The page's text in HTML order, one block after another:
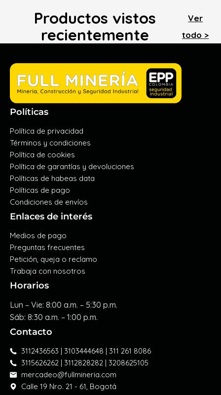
Productos vistos
recientemente
Ver
todo >
Políticas
Política de privacidad
Términos y condiciones
Política de cookies
Política de garantías y devoluciones
Políticas de habeas data
Políticas de pago
Condiciones de envíos
Enlaces de interés
Medios de pago
Preguntas frecuentes
Petición, queja o reclamo
Trabaja con nosotros
Horarios
Lun – Vie: 8:00 a.m. – 5:30 p.m.
Sáb: 8:30 a.m. – 1:00 p.m.
Contacto
3112436563 | 3103444648 | 311 261 8086
3115626262 | 3112828282 | 3208625105
mercadeo@fullmineria.com
Calle 19 Nro. 21 - 61, Bogotá